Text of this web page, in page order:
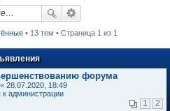
• 13 тем • Страница 1 из 1
форума
« 28.07.2020, 18:49
к администрации
1 2